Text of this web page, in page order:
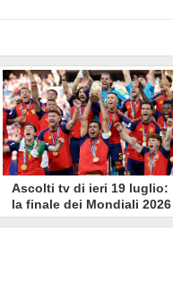
Ascolti tv di ieri 19 luglio:
la finale dei Mondiali 2026
Spagna-Argentina